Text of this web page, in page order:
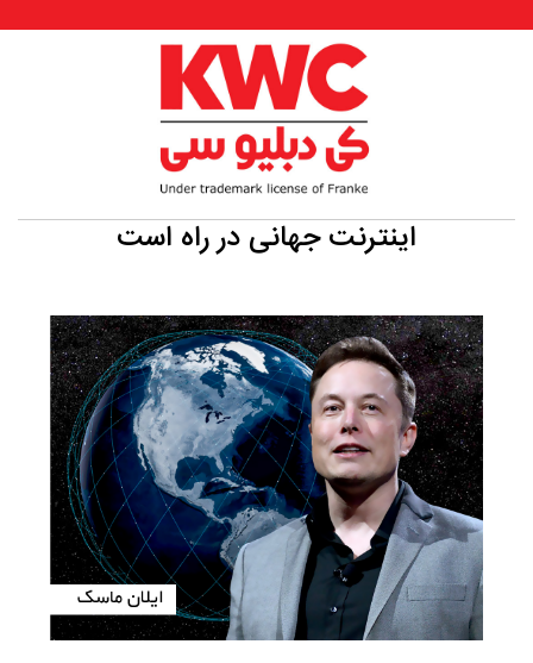
اینترنت جهانی در راه است